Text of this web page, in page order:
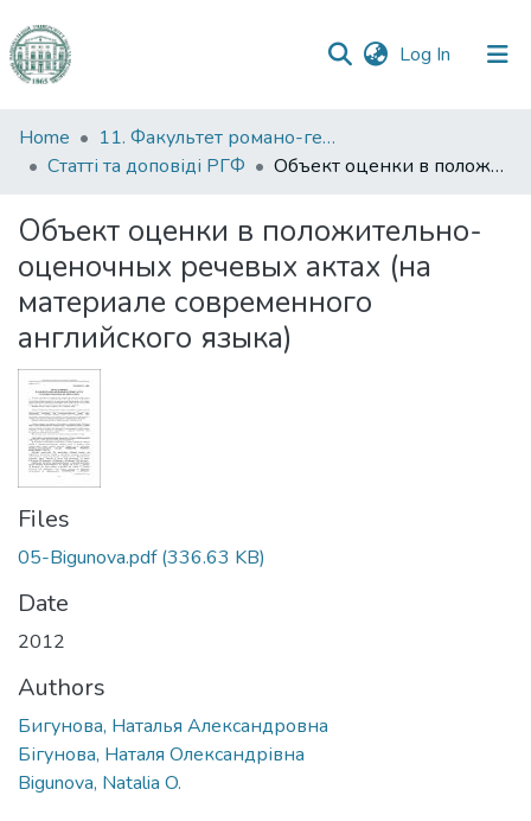
Log In (current)
Communities
&
All of DSpace
Statistics
Home
11. Факультет романо-германської філології
Статті та доповіді РГФ
Объект оценки в положительно-оценочных речевых актах (на материале современного английского языка)
Объект оценки в положительно-
оценочных речевых актах (на
материале современного
английского языка)
Files
05-Bigunova.pdf(336.63 KB)
Date
2012
Authors
Бигунова, Наталья Александровна
Бігунова, Наталя Олександрівна
Bigunova, Natalia O.